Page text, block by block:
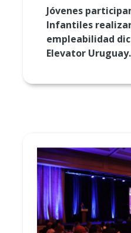
Jóvenes
Infantiles
empleabilidad
Elevator Uruguay.